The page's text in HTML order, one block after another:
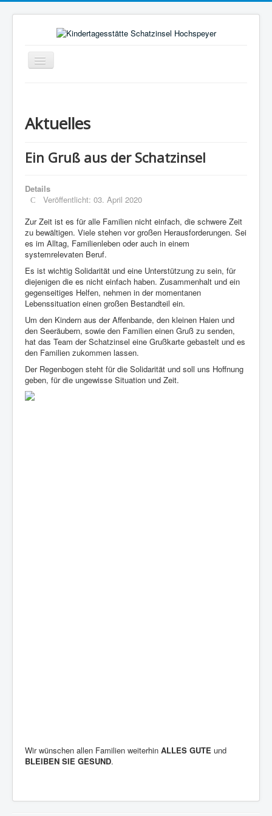
Navigation
an/aus
Rahmenbedingungen
Bild vom Kind
Förderverein
Kontakt
Hochspeyer
Aktuelles
Ein Gruß aus der Schatzinsel
Details
Veröffentlicht: 03. April 2020
Zur Zeit ist es für alle Familien nicht einfach, die schwere Zeit
zu bewältigen. Viele stehen vor großen Herausforderungen. Sei
es im Alltag, Familienleben oder auch in einem
systemrelevaten Beruf.
Es ist wichtig Solidarität und eine Unterstützung zu sein, für
diejenigen die es nicht einfach haben. Zusammenhalt und ein
gegenseitiges Helfen, nehmen in der momentanen
Lebenssituation einen großen Bestandteil ein.
Um den Kindern aus der Affenbande, den kleinen Haien und
den Seeräubern, sowie den Familien einen Gruß zu senden,
hat das Team der Schatzinsel eine Grußkarte gebastelt und es
den Familien zukommen lassen.
Der Regenbogen steht für die Solidarität und soll uns Hoffnung
geben, für die ungewisse Situation und Zeit.
Wir wünschen allen Familien weiterhin ALLES GUTE und
BLEIBEN SIE GESUND.